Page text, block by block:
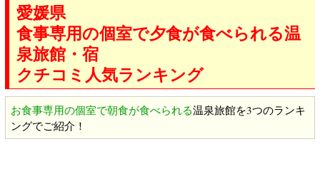
愛媛県
食事専用の個室で夕食が食べられる温
泉旅館・宿
クチコミ人気ランキング
お食事専用の個室で朝食が食べられる温泉旅館を3つのランキ
ングでご紹介！